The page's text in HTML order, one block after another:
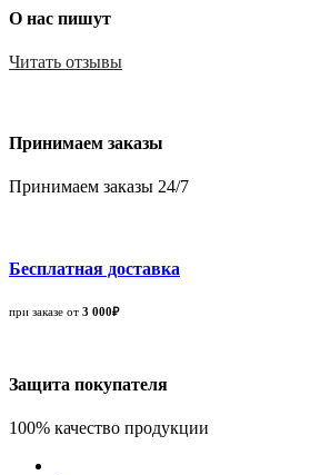
О нас пишут
Читать отзывы
Принимаем заказы
Принимаем заказы 24/7
Бесплатная доставка
при заказе от 3 000₽
Защита покупателя
100% качество продукции